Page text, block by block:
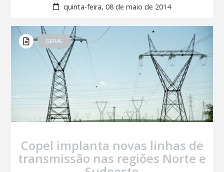
quinta-feira, 08 de maio de 2014
GERAL
Copel implanta novas linhas de
transmissão nas regiões Norte e